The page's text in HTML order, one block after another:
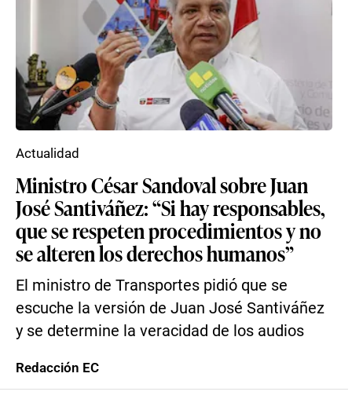
Ministro César Sandoval sobre Juan
José Santiváñez: “Si hay responsables,
que se respeten procedimientos y no
se alteren los derechos humanos”
El ministro de Transportes pidió que se
escuche la versión de Juan José Santiváñez
y se determine la veracidad de los audios
Actualidad
Redacción EC